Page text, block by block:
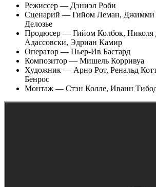
Режиссер — Дэниэл Роби
Сценарий — Гийом Леман, Джимми
Делозье
Продюсер — Гийом Колбок, Николя
Адассовски, Эдриан Камир
Оператор — Пьер-Ив Бастард
Композитор — Мишель Корривуа
Художник — Арно Рот, Ренальд
Бенрос
Монтаж — Стэн Колле, Иванн